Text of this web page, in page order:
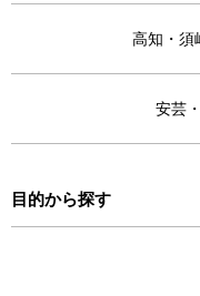
高知・須
安芸
目的から探す